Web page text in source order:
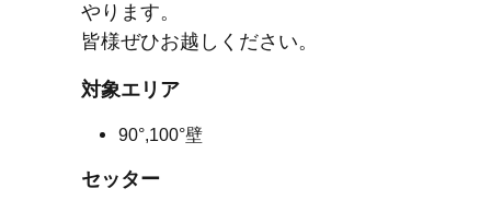
やります。
皆様ぜひお越しください。
対象エリア
90°,100°壁
セッター